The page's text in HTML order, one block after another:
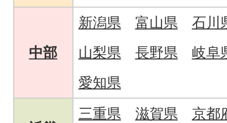
中部
新潟県 富山県
石川
山梨県
長野県
岐阜
愛知県
三重県 滋賀県
京都